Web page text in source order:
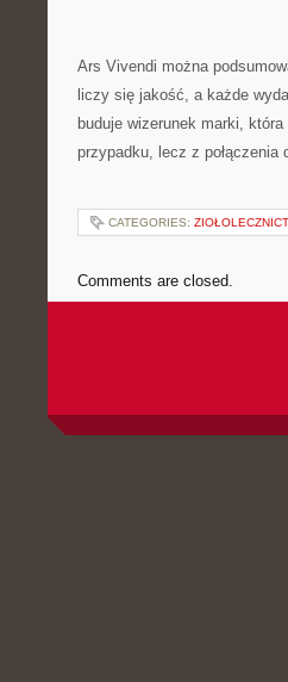
Ars Vivendi można
liczy się jakość, a każde
buduje wizerunek marki,
przypadku, lecz z połączenia
CATEGORIES:
Comments are closed.